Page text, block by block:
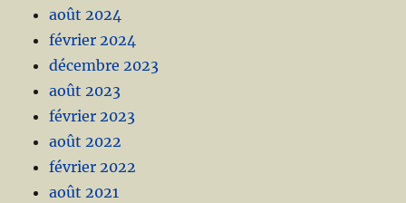
août 2024
février 2024
décembre 2023
août 2023
février 2023
août 2022
février 2022
août 2021